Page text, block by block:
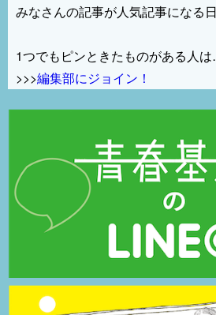
みなさんの記事が人気記事になる
1つでもピンときたものがある人
>>>編集部にジョイン！